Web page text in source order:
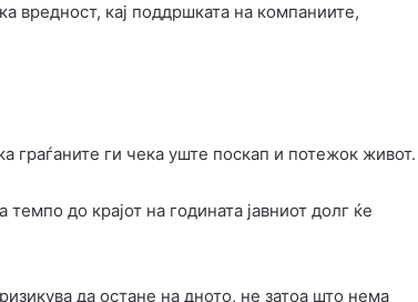
вредност, кај поддршката на компаниите,
граѓаните ги чека уште поскап и потежок живот.
до крајот на годината јавниот долг ќе
да остане на дното, не затоа што нема